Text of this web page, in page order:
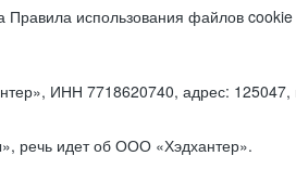
Правила использования файлов
ИНН 7718620740, адрес: 125047,
речь идет об ООО «Хэдхантер».